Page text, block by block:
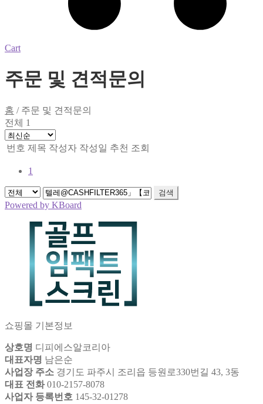
Cart
주문 및 견적문의
홈 / 주문 및 견적문의
전체 1
번호 제목 작성자 작성일 추천 조회
1
검색
Powered by KBoard
쇼핑몰 기본정보
상호명 디피에스알코리아
대표자명 남은순
사업장 주소 경기도 파주시 조리읍 등원로330번길 43, 3동
대표 전화010-2157-8078
사업자 등록번호 145-32-01278